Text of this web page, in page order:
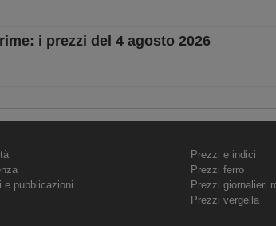
i prezzi del 4 agosto 2026
e pubblicazioni
Prezzi e indici
Prezzi ferro
Prezzi giornalieri
Prezzi vergella